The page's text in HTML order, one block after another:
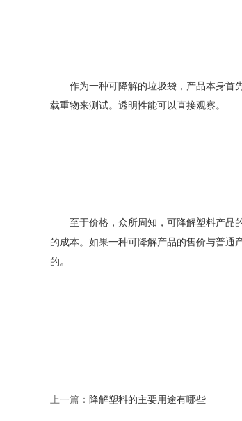
作为一种可降解的垃圾袋，产品本身首
载重物来测试。透明性能可以直接观察。
至于价格，众所周知，可降解塑料产品
的成本。如果一种可降解产品的售价与普
的。
上一篇： 降解塑料的主要用途有哪些